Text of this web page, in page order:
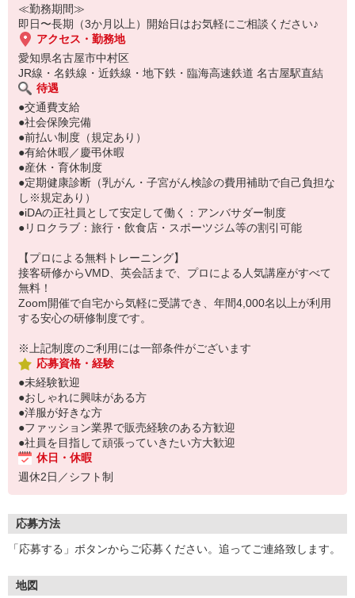
・社員へのステップアップも可能
≪勤務期間≫
即日〜長期（3か月以上）開始日はお気軽にご相談ください♪
アクセス・勤務地
愛知県名古屋市中村区
JR線・名鉄線・近鉄線・地下鉄・臨海高速鉄道 名古屋駅直結
待遇
●交通費支給
●社会保険完備
●前払い制度（規定あり）
●有給休暇／慶弔休暇
●産休・育休制度
●定期健康診断（乳がん・子宮がん検診の費用補助で自己負担な
し※規定あり）
●iDAの正社員として安定して働く：アンバサダー制度
●リロクラブ：旅行・飲食店・スポーツジム等の割引可能
【プロによる無料トレーニング】
接客研修からVMD、英会話まで、プロによる人気講座がすべて
無料！
Zoom開催で自宅から気軽に受講でき、年間4,000名以上が利用
する安心の研修制度です。
※上記制度のご利用には一部条件がございます
応募資格・経験
●未経験歓迎
●おしゃれに興味がある方
●洋服が好きな方
●ファッション業界で販売経験のある方歓迎
●社員を目指して頑張っていきたい方大歓迎
休日・休暇
週休2日／シフト制
応募方法
「応募する」ボタンからご応募ください。追ってご連絡致します。
地図